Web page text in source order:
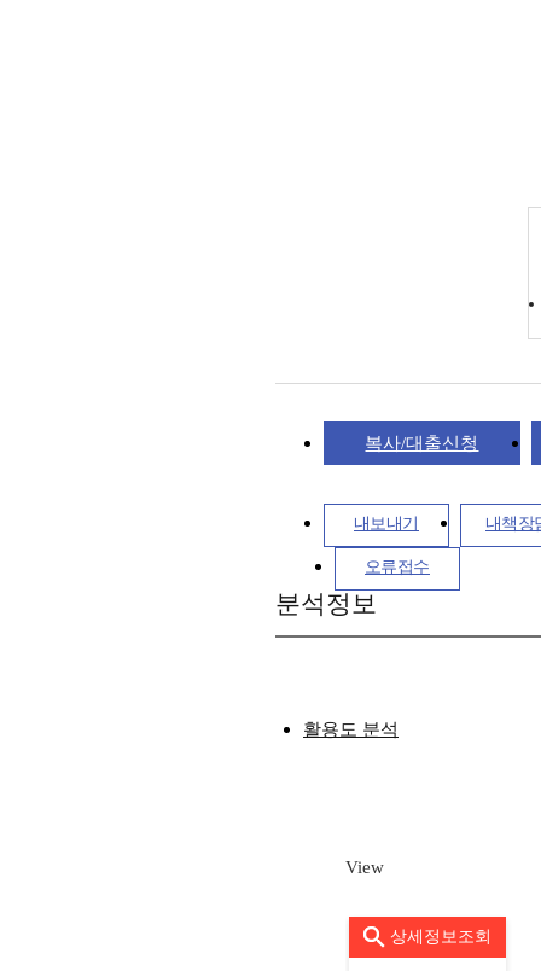
복사/대출신청
내보내기 내책장
오류접수
분석정보
활용도 분석
View
상세정보조회